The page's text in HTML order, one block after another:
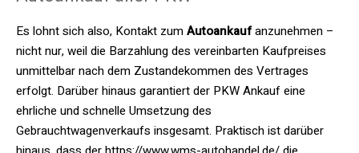
Es lohnt sich also, Kontakt zumAutoankaufanzunehmen –
nicht nur, weil die Barzahlung des vereinbarten Kaufpreises
unmittelbar nach dem Zustandekommen des Vertrages
erfolgt. Darüber hinaus garantiert der PKW Ankauf eine
ehrliche und schnelle Umsetzung des
Gebrauchtwagenverkaufs insgesamt. Praktisch ist darüber